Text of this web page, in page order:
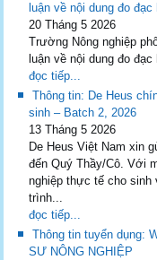
luận về nội dung đo
20 Tháng 5 2026
Trường Nông nghiệp
luận về nội dung đo
đọc tiếp...
Thông tin: De Heus
sinh – Batch 2, 2026
13 Tháng 5 2026
De Heus Việt Nam xin
đến Quý Thầy/Cô. Với
nghiệp thực tế cho
trình...
đọc tiếp...
Thông tin tuyển dụng:
SƯ NÔNG NGHIỆP